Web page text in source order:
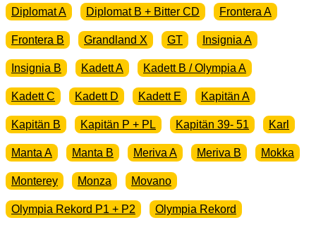
Diplomat A Diplomat B + Bitter CD Frontera A
Frontera B Grandland X GT Insignia A
Insignia B Kadett A Kadett B / Olympia A
Kadett C Kadett D Kadett E Kapitän A
Kapitän B Kapitän P + PL Kapitän 39- 51 Karl
Manta A Manta B Meriva A Meriva B Mokka
Monterey Monza Movano
Olympia Rekord P1 + P2 Olympia Rekord